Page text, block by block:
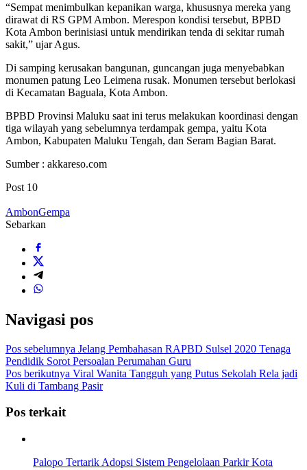
“Sempat menimbulkan kepanikan warga, khususnya mereka yang
dirawat di RS GPM Ambon. Merespon kondisi tersebut, BPBD
Kota Ambon berinisiasi untuk mendirikan tenda di sekitar rumah
sakit,” ujar Agus.
Di samping kerusakan bangunan, guncangan juga menyebabkan
monumen patung Leo Leimena rusak. Monumen tersebut berlokasi
di Kecamatan Baguala, Kota Ambon.
BPBD Provinsi Maluku saat ini terus melakukan koordinasi dengan
tiga wilayah yang sebelumnya terdampak gempa, yaitu Kota
Ambon, Kabupaten Maluku Tengah, dan Seram Bagian Barat.
Sumber : akkareso.com
Post 10
AmbonGempa
Sebarkan
Navigasi pos
Pos sebelumnya Jelang Pembahasan RAPBD Sulsel 2020 Tenaga
Pendidik Sorot Persoalan Perumahan Guru
Pos berikutnya Viral Wanita Tangguh yang Putus Sekolah Rela jadi
Kuli di Tambang Pasir
Pos terkait
Palopo Tertarik Adopsi Sistem Pengelolaan Parkir Kota